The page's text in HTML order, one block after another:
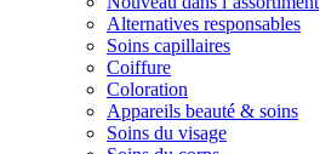
Alternatives responsables
Soins capillaires
Coiffure
Coloration
Appareils beauté & soins
Soins du visage